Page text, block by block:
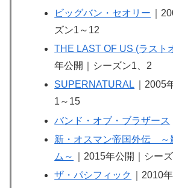
ビッグバン・セオリー
｜
ズン1～12
THE LAST OF US (ラスト
年公開｜シーズン1、2
SUPERNATURAL ｜2005
1～15
バンド・オブ・ブラザース
新・オスマン帝国外伝 ～
ム～
｜2015年公開｜シー
ザ・パシフィック
｜2010